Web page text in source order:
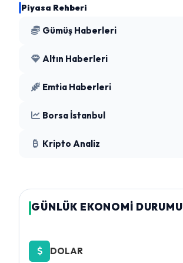
Piyasa Rehberi
Gümüş Haberleri
Altın Haberleri
Emtia Haberleri
Borsa İstanbul
Kripto Analiz
GÜNLÜK EKONOMİ DURUMU
DOLAR